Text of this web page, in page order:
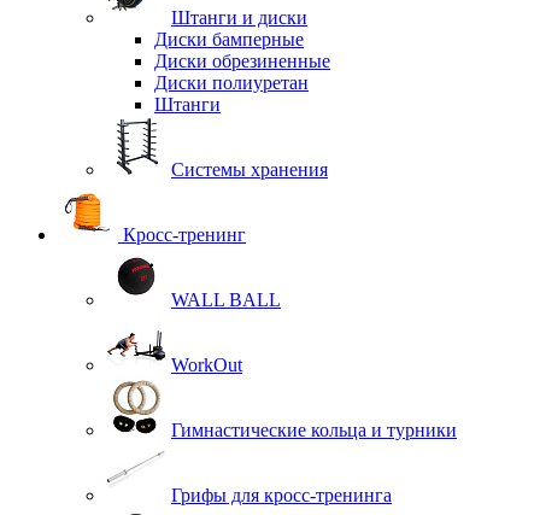
Штанги и диски
Диски бамперные
Диски обрезиненные
Диски полиуретан
Штанги
Системы хранения
Кросс-тренинг
WALL BALL
WorkOut
Гимнастические кольца и турники
Грифы для кросс-тренинга